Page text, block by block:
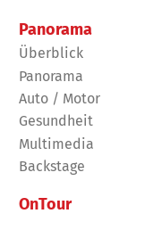
Panorama
Überblick
Panorama
Auto / Motor
Gesundheit
Multimedia
Backstage
OnTour